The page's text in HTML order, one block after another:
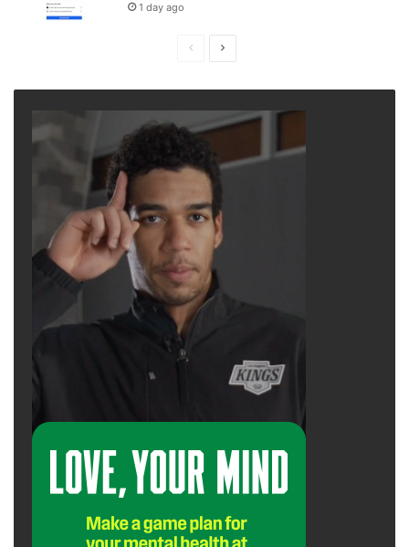
“Hương vị là công cụ số một cho ngành công
nghiệp thuốc lá trong việc lôi kéo người dùng
mới”, Blythe Young, từ Hiệp hội Tim mạch Hoa
Kỳ, nhấn mạnh lập luận của Costa.
Young nói rằng chiến thuật này đặc biệt hiệu
quả đối với trẻ vị thành niên và cộng đồng da
1 day ago
PreviousNext